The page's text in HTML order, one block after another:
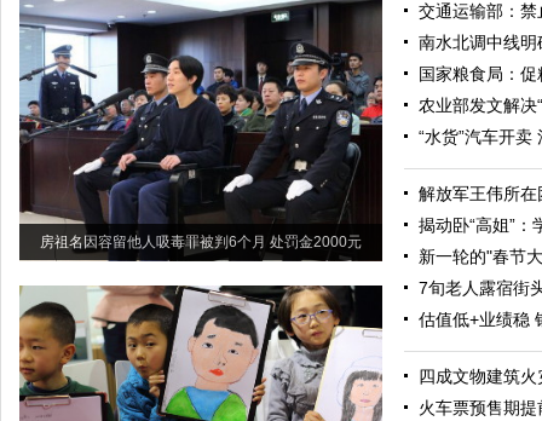
房祖名因容留他人吸毒罪被判6个月 处罚金2000元
交通运输部：
南水北调中线
国家粮食局：
农业部发文解决
“水货”汽车开卖
解放军王伟所
揭动卧“高姐”：
新一轮的"春节
7旬老人露宿街
估值低+业绩稳
四成文物建筑
火车票预售期